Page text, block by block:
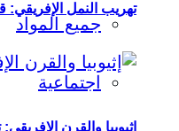
جميع المواد
اجتماعية
تهريب النمل
إثيوبيا والقرن